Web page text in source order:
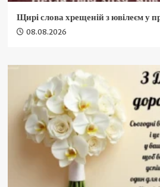
Щирі слова хрещеній з ювілеєм у
08.08.2026